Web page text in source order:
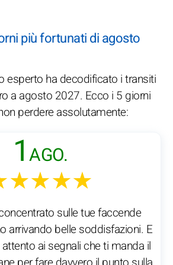
più fortunati di agosto
esperto ha decodificato i transiti
a agosto 2027. Ecco i 5 giorni
perdere assolutamente:
1AGO.
sulle tue faccende
arrivando belle soddisfazioni. E
ai segnali che ti manda il